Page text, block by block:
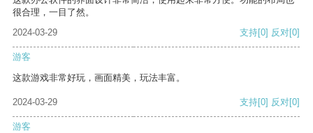
很合理，一目了然。
2024-03-29
支持[0] 反对[0]
游客
这款游戏非常好玩，画面精美，玩法丰富。
2024-03-29 支持[0] 反对[0]
游客